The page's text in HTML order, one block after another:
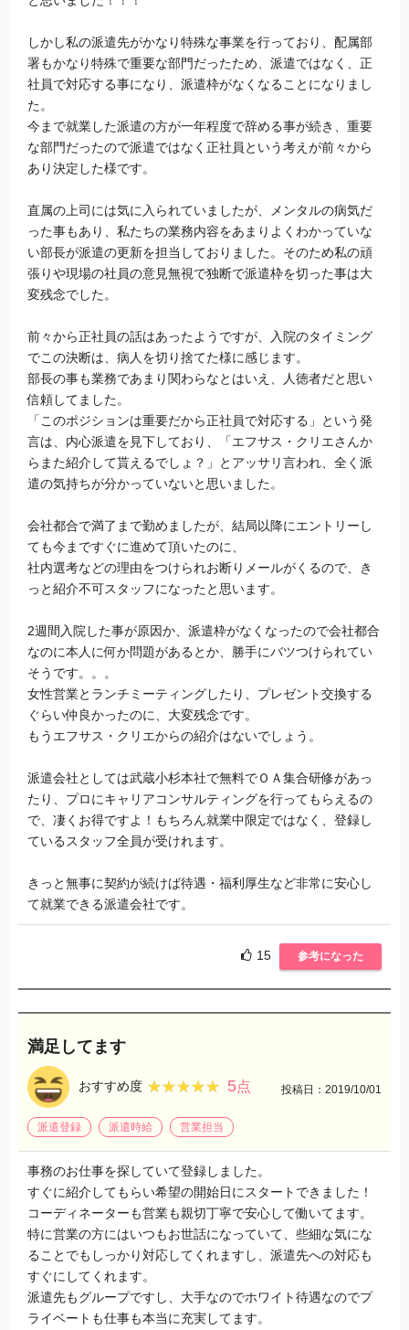
しかし私の派遣先がかなり特殊な事業を行っており、配属部
署もかなり特殊で重要な部門だったため、派遣ではなく、正
社員で対応する事になり、派遣枠がなくなることになりまし
た。
今まで就業した派遣の方が一年程度で辞める事が続き、重要
な部門だったので派遣ではなく正社員という考えが前々から
あり決定した様です。
直属の上司には気に入られていましたが、メンタルの病気だ
った事もあり、私たちの業務内容をあまりよくわかっていな
い部長が派遣の更新を担当しておりました。そのため私の頑
張りや現場の社員の意見無視で独断で派遣枠を切った事は大
変残念でした。
前々から正社員の話はあったようですが、入院のタイミング
でこの決断は、病人を切り捨てた様に感じます。
部長の事も業務であまり関わらなとはいえ、人徳者だと思い
信頼してました。
「このポジションは重要だから正社員で対応する」という発
言は、内心派遣を見下しており、「エフサス・クリエさんか
らまた紹介して貰えるでしょ？」とアッサリ言われ、全く派
遣の気持ちが分かっていないと思いました。
会社都合で満了まで勤めましたが、結局以降にエントリーし
ても今まですぐに進めて頂いたのに、
社内選考などの理由をつけられお断りメールがくるので、き
っと紹介不可スタッフになったと思います。
2週間入院した事が原因か、派遣枠がなくなったので会社都合
なのに本人に何か問題があるとか、勝手にバツつけられてい
そうです。。。
女性営業とランチミーティングしたり、プレゼント交換する
ぐらい仲良かったのに、大変残念です。
もうエフサス・クリエからの紹介はないでしょう。
派遣会社としては武蔵小杉本社で無料でＯＡ集合研修があっ
たり、プロにキャリアコンサルティングを行ってもらえるの
で、凄くお得ですよ！もちろん就業中限定ではなく、登録し
ているスタッフ全員が受けれます。
きっと無事に契約が続けば待遇・福利厚生など非常に安心し
て就業できる派遣会社です。
15 参考になった
満足してます
おすすめ度 ★★★★★
★★★★★ 5点 投稿日：2019/10/01
派遣登録 派遣時給 営業担当
事務のお仕事を探していて登録しました。
すぐに紹介してもらい希望の開始日にスタートできました！
コーディネーターも営業も親切丁寧で安心して働いてます。
特に営業の方にはいつもお世話になっていて、些細な気にな
ることでもしっかり対応してくれますし、派遣先への対応も
すぐにしてくれます。
派遣先もグループですし、大手なのでホワイト待遇なのでプ
ライベートも仕事も本当に充実してます。